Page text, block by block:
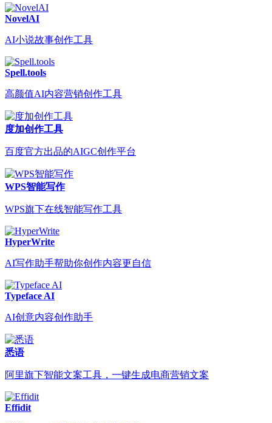
NovelAI
AI小说故事创作工具
Spell.tools
高颜值AI内容营销创作工具
度加创作工具
百度官方出品的AIGC创作平台
WPS智能写作
WPS旗下在线智能写作工具
HyperWrite
AI写作助手帮助你创作内容更自信
Typeface AI
AI创意内容创作助手
悉语
阿里旗下智能文案工具，一键生成电商营销文案
Effidit